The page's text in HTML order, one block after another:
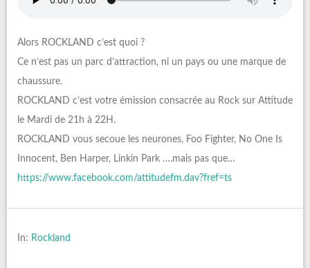
Alors ROCKLAND c’est quoi ?
Ce n’est pas un parc d’attraction, ni un pays ou une marque de
chaussure.
ROCKLAND c’est votre émission consacrée au Rock sur Attitude
le Mardi de 21h à 22H.
ROCKLAND vous secoue les neurones, Foo Fighter, No One Is
Innocent, Ben Harper, Linkin Park ….mais pas que…
https://www.facebook.com/attitudefm.dav?fref=ts
In: Rockland